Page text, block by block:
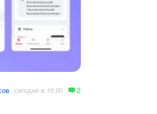
сегодня в 10:00 2